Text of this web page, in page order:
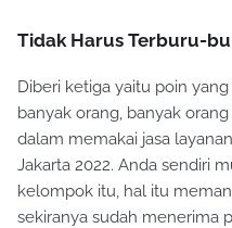
Tidak Harus Terburu-
Diberi ketiga yaitu poin
banyak orang, banyak
dalam memakai jasa
Jakarta 2022. Anda sendiri
kelompok itu, hal itu
sekiranya sudah menerima